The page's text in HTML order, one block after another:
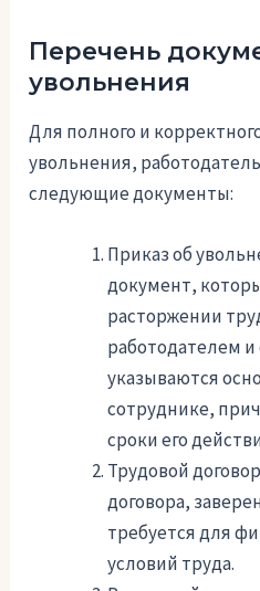
Перечень
увольнения
Для полного и
увольнения,
следующие документы:
Приказ об
документ,
расторжении
работодателем
указываются
сотруднике,
сроки его
Трудовой
договора,
требуется для
условий труда.